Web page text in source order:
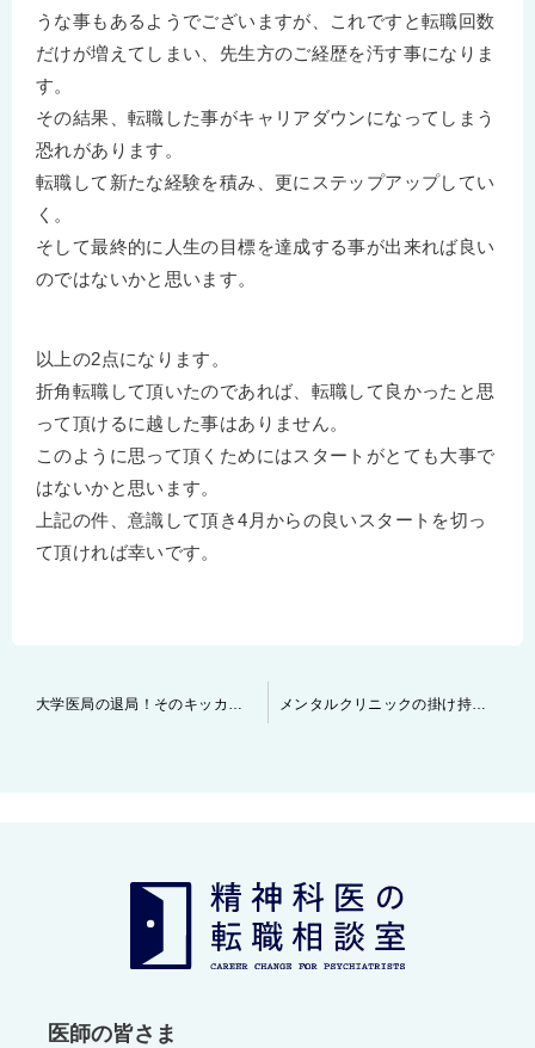
うな事もあるようでございますが、これですと転職回数
だけが増えてしまい、先生方のご経歴を汚す事になりま
す。
その結果、転職した事がキャリアダウンになってしまう
恐れがあります。
転職して新たな経験を積み、更にステップアップしてい
く。
そして最終的に人生の目標を達成する事が出来れば良い
のではないかと思います。
以上の2点になります。
折角転職して頂いたのであれば、転職して良かったと思
って頂けるに越した事はありません。
このように思って頂くためにはスタートがとても大事で
はないかと思います。
上記の件、意識して頂き4月からの良いスタートを切っ
て頂ければ幸いです。
メンタルクリニックの掛け持ち勤務を希望 ～～見落としがちな注意点について～～
医師の皆さま